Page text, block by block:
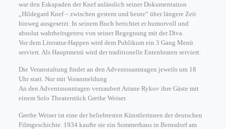
war den Eskapaden der Knef anlässlich seiner Dokumentation
„Hildegard Knef – zwischen gestern und heute“ über längere Zeit
hinweg ausgesetzt. In seinem Buch berichtet er humorvoll und
absolut wahrheitsgetreu von seiner Begegnung mit der Diva.
Vor dem Literatur-Happen wird dem Publikum ein 3 Gang Menü
serviert. Als Hauptmenü wird der traditionelle Entenbraten serviert.
Die Veranstaltung findet an den Adventssamstagen jeweils um 18
Uhr statt. Nur mit Voranmeldung
An den Adventssonntagen verzaubert Ariane Rykov ihre Gäste mit
einem Solo Theaterstück Grethe Weiser.
Grethe Weiser ist eine der beliebtesten Künstlerinnen der deutschen
Filmgeschichte. 1934 kaufte sie ein Sommerhaus in Bernsdorf am